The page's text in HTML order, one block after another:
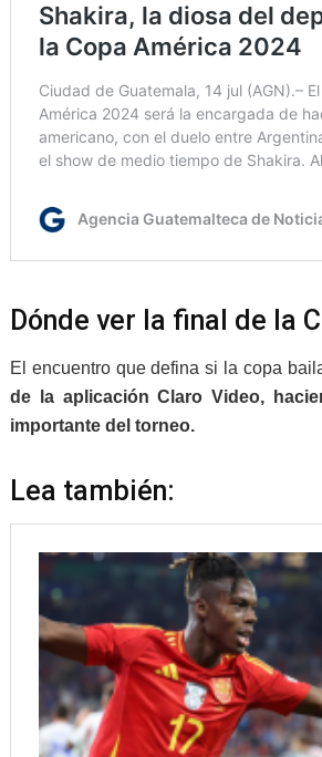
Dónde ver la final de la
El encuentro que defina si la copa
de la aplicación Claro Video,
importante del torneo.
Lea también: